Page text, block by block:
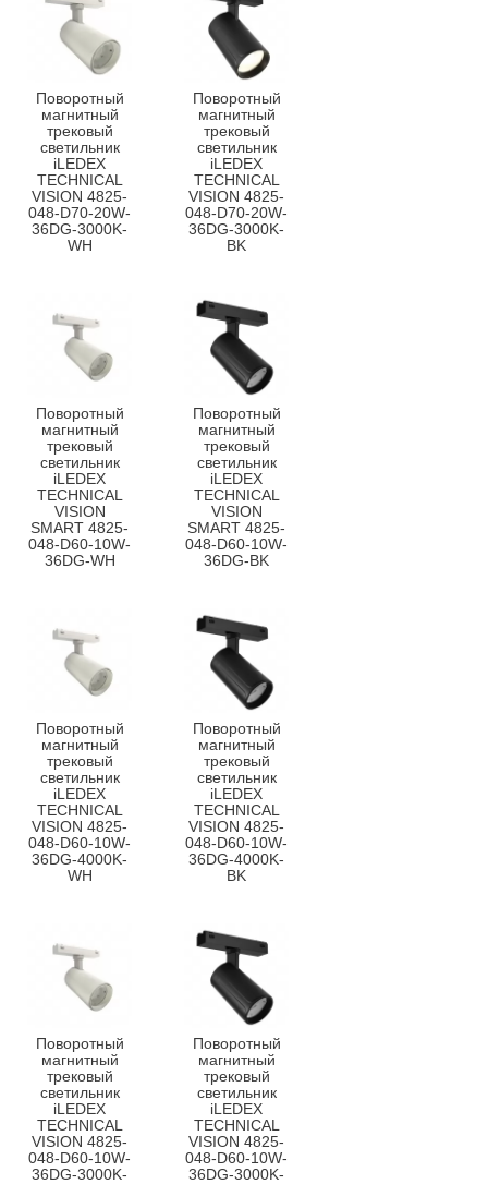
Поворотный
магнитный
трековый
светильник
iLEDEX
TECHNICAL
VISION 4825-
048-D70-20W-
36DG-3000K-
WH
Поворотный
магнитный
трековый
светильник
iLEDEX
TECHNICAL
VISION 4825-
048-D70-20W-
36DG-3000K-
BK
Поворотный
магнитный
трековый
светильник
iLEDEX
TECHNICAL
VISION
SMART 4825-
048-D60-10W-
36DG-WH
Поворотный
магнитный
трековый
светильник
iLEDEX
TECHNICAL
VISION
SMART 4825-
048-D60-10W-
36DG-BK
Поворотный
магнитный
трековый
светильник
iLEDEX
TECHNICAL
VISION 4825-
048-D60-10W-
36DG-4000K-
WH
Поворотный
магнитный
трековый
светильник
iLEDEX
TECHNICAL
VISION 4825-
048-D60-10W-
36DG-4000K-
BK
Поворотный
магнитный
трековый
светильник
iLEDEX
TECHNICAL
VISION 4825-
048-D60-10W-
36DG-3000K-
Поворотный
магнитный
трековый
светильник
iLEDEX
TECHNICAL
VISION 4825-
048-D60-10W-
36DG-3000K-